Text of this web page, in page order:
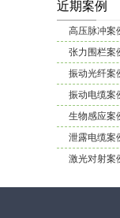
近期案例
高压脉冲案
张力围栏案
振动光纤案
振动电缆案
生物感应案
泄露电缆案
激光对射案